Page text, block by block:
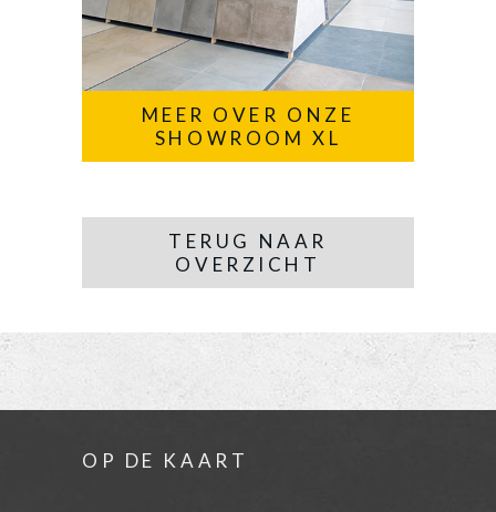
MEER OVER ONZE
SHOWROOM XL
TERUG NAAR
OVERZICHT
OP DE KAART